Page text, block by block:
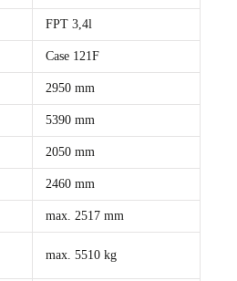
FPT 3,4l
Case 121F
2950 mm
5390 mm
2050 mm
2460 mm
max. 2517 mm
max. 5510 kg